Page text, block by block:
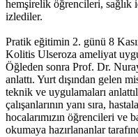
hemşirelik öğrencileri, sağlık
izlediler.
Pratik eğitimin 2. günü 8
Kolitis Ulseroza ameliyat
Öğleden sonra Prof. Dr.
anlattı. Yurt dışından gelen
teknik ve uygulamaları
çalışanlarının yanı sıra,
hocalarımızın öğrencileri ve
okumaya hazırlananlar